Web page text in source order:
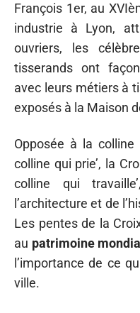
François 1er, au
industrie à Lyon,
ouvriers, les
tisserands ont
avec leurs métiers à
exposés à la Maison
Opposée à la colline
colline qui prie’, la
colline qui
l’architecture et de
Les pentes de la
au patrimoine
l’importance de ce
ville.